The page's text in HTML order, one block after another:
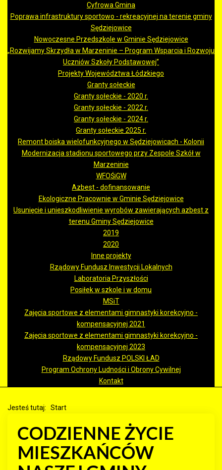
Cyfrowa Gmina
Poprawa infrastruktury sportowo - rekreacyjnej na terenie gminy
Sędziejowice
Nowoczesne Przedszkole w Gminie Sędziejowice
„Rozwijamy Skrzydła w Marzeninie – Program Wsparcia i Rozwoju
Uczniów Szkoły Podstawowej”
Projekty Województwa Łódzkiego
Granty sołeckie
Granty sołeckie - 2020 r.
Granty sołeckie - 2022 r.
Granty sołeckie - 2024 r.
Granty sołeckie 2025 r.
Remont boiska wielofunkcyjnego w Sędziejowicach - Kolonii
Modernizacja stadionu sportowego przy Zespole Szkół w
Marzeninie
WFOŚiGW
Azbest - dofinansowanie
Ekologiczne Pracownie w Gminie Sędziejowice
Usunięcie i unieszkodliwienie wyrobów zawierających azbest z
terenu Gminy Sędziejowice
2019
2020
Inne projekty
Rządowy Fundusz Inwestycji Lokalnych
Laboratoria Przyszłości
Posiłek w szkole i w domu
MSiT
Zajęcia sportowe z elementami gimnastyki korekcyjno -
kompensacyjnej 2021
Zajęcia sportowe z elementami gimnastyki korekcyjno -
kompensacyjnej 2023
Rządowy Fundusz POLSKI ŁAD
Program Ochrony Ludności i Obrony Cywilnej
Kontakt
Jesteś tutaj: Start
CODZIENNE ŻYCIE
MIESZKAŃCÓW